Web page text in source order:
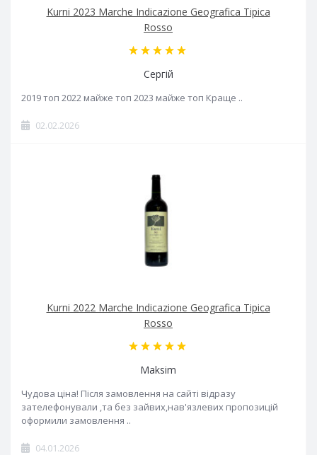
Kurni 2023 Marche Indicazione Geografica Tipica
Rosso
Сергій
2019 топ 2022 майже топ 2023 майже топ Краще ..
02.02.2026
Kurni 2022 Marche Indicazione Geografica Tipica
Rosso
Maksim
Чудова ціна! Після замовлення на сайті відразу
зателефонували ,та без зайвих,нав'язлевих пропозицій
оформили замовлення ..
04.01.2026